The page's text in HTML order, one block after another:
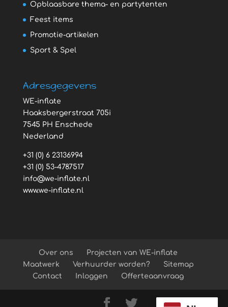
Opblaasbare thema- en partytenten
Feest items
Promotie-artikelen
Sport & Spel
Adresgegevens
WE-inflate
Haaksbergerstraat 705i
7545 PH Enschede
Nederland
+31 (0) 6 23136994
+31 (0) 53-4787517
info@we-inflate.nl
www.we-inflate.nl
Over ons
Projecten van WE-inflate
Maatwerk
Verhuurder worden?
Sitemap
Contact
Inloggen Offerteaanvraag